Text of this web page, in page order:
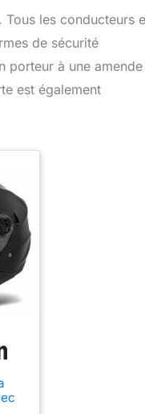
Tous les conducteurs
de sécurité
porteur à une
est également